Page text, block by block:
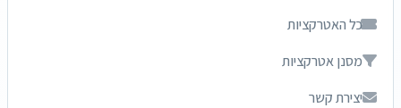
כל האטרקציות
מסנן אטרקציות
יצירת קשר